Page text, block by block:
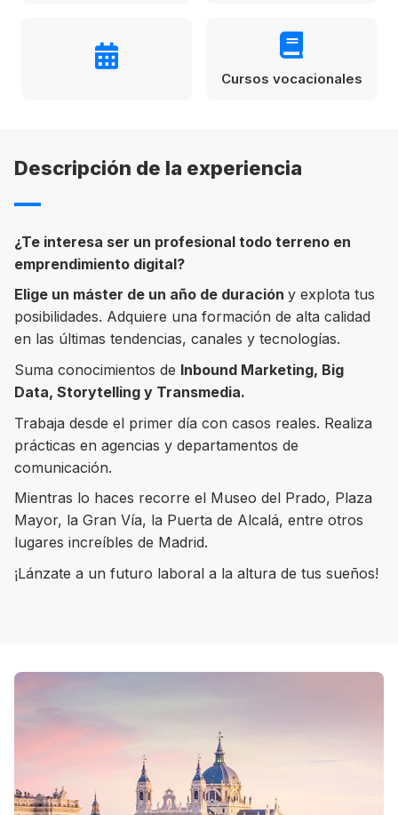
Australia permitirá la entrada de
23/11/2021
8 ciudades para tomar cursos de inglés
intensivo
Barbie Castoldi 09/11/2021
Estados Unidos
VER TODOS LOS PAÍSES
Estudia Inglés frente al Mediterráneo
Estudia un Bachelor de IT en Cork
Estudia Business en Auckland
Estudia Desarrollo Web en Toronto
Cursos vocacionales
Descripción de la experiencia
¿Te interesa ser un profesional todo terreno en
emprendimiento digital?
Elige un máster de un año de duración y explota tus
posibilidades. Adquiere una formación de alta calidad
en las últimas tendencias, canales y tecnologías.
Suma conocimientos de Inbound Marketing, Big
Data, Storytelling y Transmedia.
Trabaja desde el primer día con casos reales. Realiza
prácticas en agencias y departamentos de
comunicación.
Mientras lo haces recorre el Museo del Prado, Plaza
Mayor, la Gran Vía, la Puerta de Alcalá, entre otros
lugares increíbles de Madrid.
¡Lánzate a un futuro laboral a la altura de tus sueños!